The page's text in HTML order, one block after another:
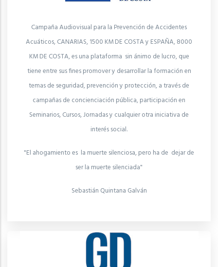
Campaña Audiovisual para la Prevención de Accidentes
Acuáticos, CANARIAS, 1500 KM DE COSTA y ESPAÑA, 8000
KM DE COSTA, es una plataforma sin ánimo de lucro, que
tiene entre sus fines promover y desarrollar la formación en
temas de seguridad, prevención y protección, a través de
campañas de concienciación pública, participación en
Seminarios, Cursos, Jornadas y cualquier otra iniciativa de
interés social.
"El ahogamiento es la muerte silenciosa, pero ha de dejar de
ser la muerte silenciada"
Sebastián Quintana Galván